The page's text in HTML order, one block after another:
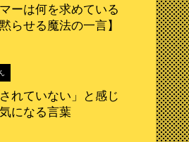
ーは何を求めている
らせる魔法の一言】
れていない」と感じ
になる言葉